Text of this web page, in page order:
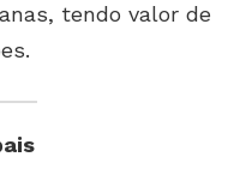
tendo valor de